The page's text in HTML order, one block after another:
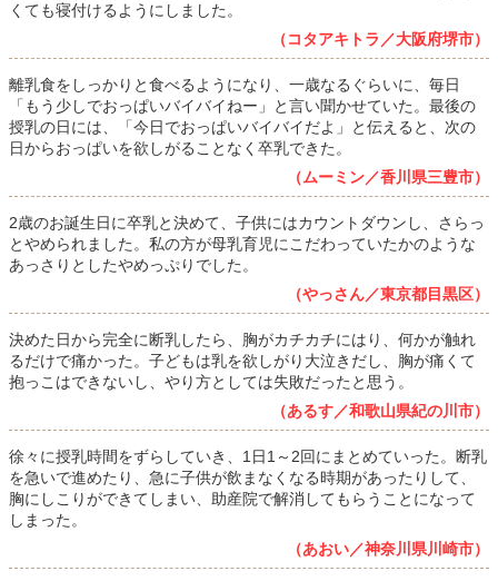
くても寝付けるようにしました。
（コタアキトラ／大阪府堺市）
離乳食をしっかりと食べるようになり、一歳なるぐらいに、毎日
「もう少しでおっぱいバイバイねー」と言い聞かせていた。最後の
授乳の日には、「今日でおっぱいバイバイだよ」と伝えると、次の
日からおっぱいを欲しがることなく卒乳できた。
（ムーミン／香川県三豊市）
2歳のお誕生日に卒乳と決めて、子供にはカウントダウンし、さらっ
とやめられました。私の方が母乳育児にこだわっていたかのような
あっさりとしたやめっぷりでした。
（やっさん／東京都目黒区）
決めた日から完全に断乳したら、胸がカチカチにはり、何かが触れ
るだけで痛かった。子どもは乳を欲しがり大泣きだし、胸が痛くて
抱っこはできないし、やり方としては失敗だったと思う。
（あるす／和歌山県紀の川市）
徐々に授乳時間をずらしていき、1日1～2回にまとめていった。断乳
を急いで進めたり、急に子供が飲まなくなる時期があったりして、
胸にしこりができてしまい、助産院で解消してもらうことになって
しまった。
（あおい／神奈川県川崎市）